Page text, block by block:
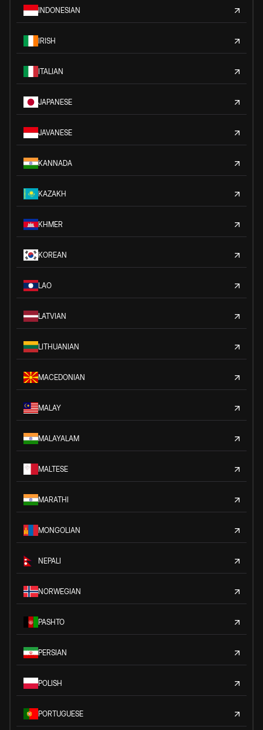
INDONESIAN
IRISH
ITALIAN
JAPANESE
JAVANESE
KANNADA
KAZAKH
KHMER
KOREAN
LAO
LATVIAN
LITHUANIAN
MACEDONIAN
MALAY
MALAYALAM
MALTESE
MARATHI
MONGOLIAN
NEPALI
NORWEGIAN
PASHTO
PERSIAN
POLISH
PORTUGUESE